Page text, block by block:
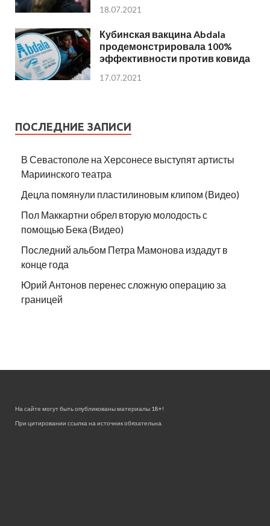
18.07.2021
Кубинская вакцина Abdala
продемонстрировала 100%
эффективности против ковида
17.07.2021
ПОСЛЕДНИЕ ЗАПИСИ
В Севастополе на Херсонесе выступят артисты
Мариинского театра
Децла помянули пластилиновым клипом (Видео)
Пол Маккартни обрел вторую молодость с
помощью Бека (Видео)
Последний альбом Петра Мамонова издадут в
конце года
Юрий Антонов перенес сложную операцию за
границей
На сайте могут быть опубликованы материалы 18+!
При цитировании ссылка на источник обязательна.